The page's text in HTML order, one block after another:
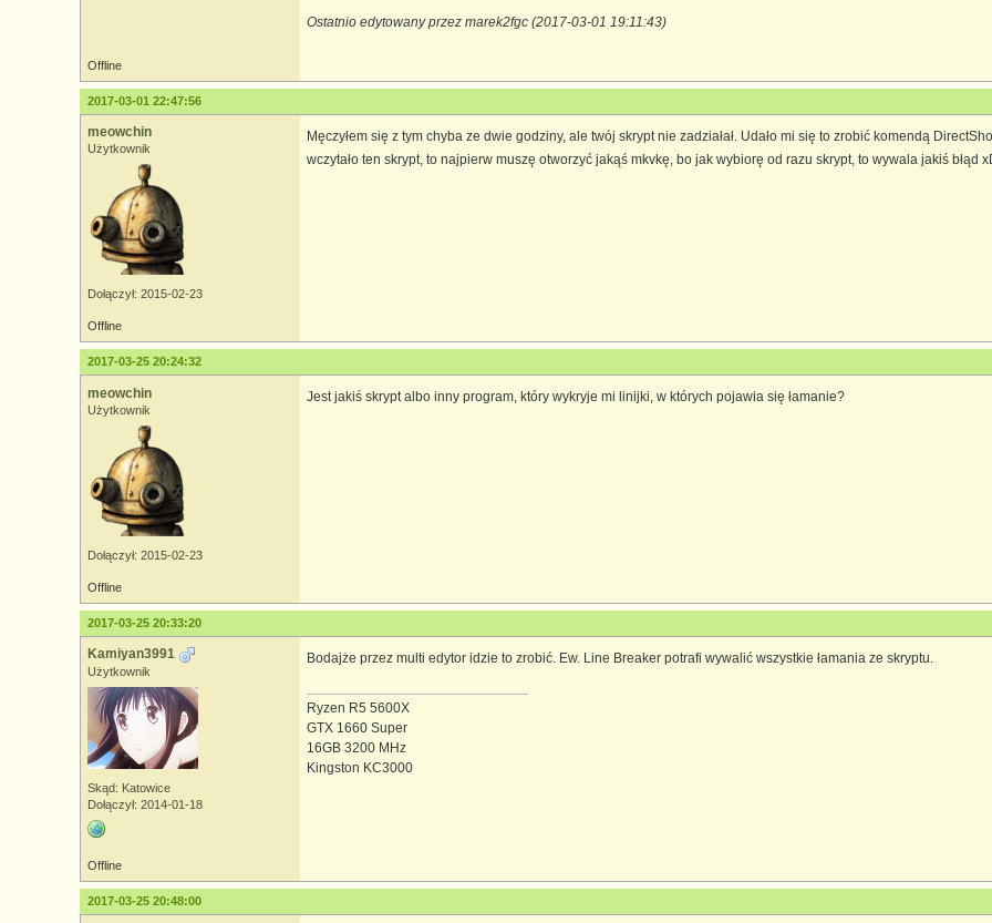
Ostatnio edytowany przez marek2fgc (2017-03-01 19:11:43)
Offline
2017-03-01 22:47:56
meowchin
Użytkownik
Dołączył: 2015-02-23
Męczyłem się z tym chyba ze dwie godziny, ale twój skrypt nie zadziałał. Udało mi się to zrobić komendą
wczytało ten skrypt, to najpierw muszę otworzyć jakąś mkvkę, bo jak wybiorę od razu skrypt, to wywala jakiś błąd
Offline
2017-03-25 20:24:32
meowchin
Użytkownik
Dołączył: 2015-02-23
Jest jakiś skrypt albo inny program, który wykryje mi linijki, w których pojawia się łamanie?
Offline
2017-03-25 20:33:20
Kamiyan3991
Użytkownik
Skąd: Katowice
Dołączył: 2014-01-18
Bodajże przez multi edytor idzie to zrobić. Ew. Line Breaker potrafi wywalić wszystkie łamania ze skryptu.
Ryzen R5 5600X
GTX 1660 Super
16GB 3200 MHz
Kingston KC3000
Offline
2017-03-25 20:48:00